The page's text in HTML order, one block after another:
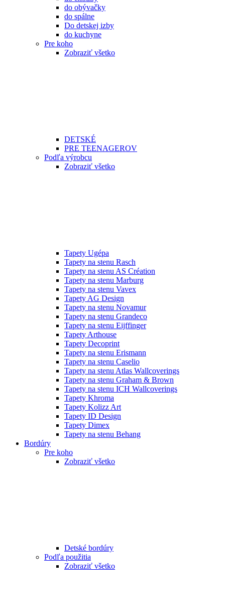
do obývačky
do spálne
Do detskej izby
do kuchyne
Pre koho
Zobraziť všetko
DETSKÉ
PRE TEENAGEROV
Podľa výrobcu
Zobraziť všetko
Tapety Ugépa
Tapety na stenu Rasch
Tapety na stenu AS Création
Tapety na stenu Marburg
Tapety na stenu Vavex
Tapety AG Design
Tapety na stenu Novamur
Tapety na stenu Grandeco
Tapety na stenu Eijffinger
Tapety Arthouse
Tapety Decoprint
Tapety na stenu Erismann
Tapety na stenu Caselio
Tapety na stenu Atlas Wallcoverings
Tapety na stenu Graham & Brown
Tapety na stenu ICH Wallcoverings
Tapety Khroma
Tapety Kolizz Art
Tapety ID Design
Tapety Dimex
Tapety na stenu Behang
Bordúry
Pre koho
Zobraziť všetko
Detské bordúry
Podľa použitia
Zobraziť všetko